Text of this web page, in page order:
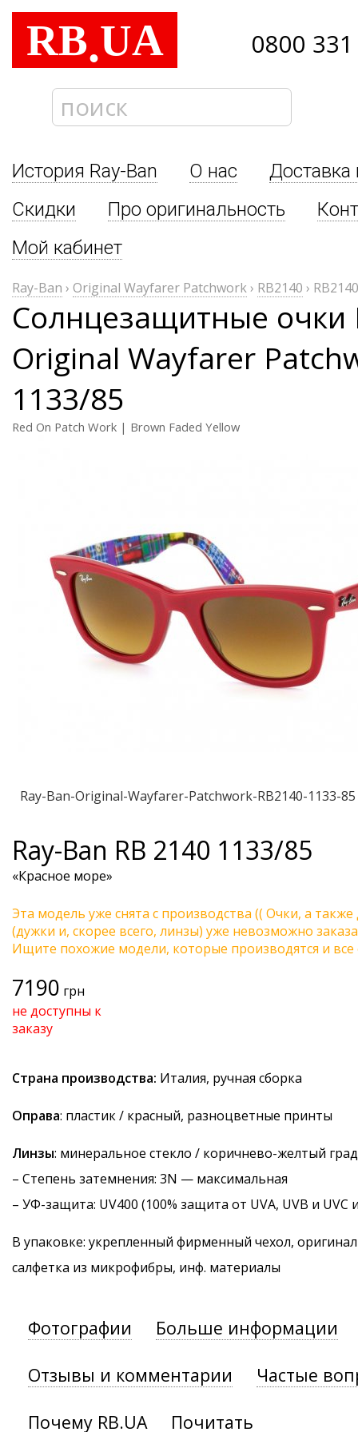
RB.UA 0800
История Ray-Ban О нас
Доставка
Скидки
Про оригинальность
Мой кабинет
Ray-Ban › Original Wayfarer Patchwork› RB2140 ›
Солнцезащитные очки
Original Wayfarer
1133/85
Red On Patch Work | Brown Faded Yellow
Ray-Ban-Original-Wayfarer-Patchwork-RB2140-1133-85
Ray-Ban RB 2140 1133/85
«Красное море»
Эта модель уже снята с производства (( Очки, а
(дужки и, скорее всего, линзы) уже невозможно
Ищите похожие модели, которые производятся и
7190 грн
не доступны к
заказу
Страна производства: Италия, ручная сборка
Оправа: пластик / красный, разноцветные принты
Линзы: минеральное стекло / коричнево-желтый
– Степень затемнения: 3N — максимальная
– УФ-защита: UV400 (100% защита от UVA, UVB и UVC
В упаковке: укрепленный фирменный чехол,
салфетка из микрофибры, инф. материалы
Фотографии Больше информации
Отзывы и комментарии Частые
Почему RB.UA Почитать